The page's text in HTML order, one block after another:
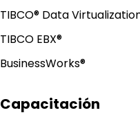
TIBCO® Data
TIBCO EBX®
BusinessWorks®️
Capacitación